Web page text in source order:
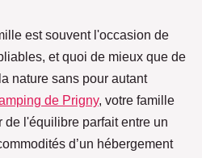
est souvent l'occasion de
et quoi de mieux que de
nature sans pour autant
de Prigny, votre famille
l'équilibre parfait entre un
d’un hébergement